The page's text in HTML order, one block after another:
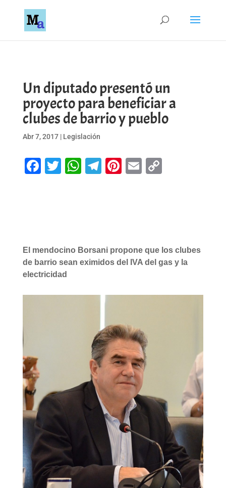
Un diputado presentó un
proyecto para beneficiar a
clubes de barrio y pueblo
Abr 7, 2017| Legislación
Facebook
Twitter
WhatsApp
Telegram
Pinterest
EmailCopy
El mendocino Borsani propone que los clubes
de barrio sean eximidos del IVA del gas y la
electricidad